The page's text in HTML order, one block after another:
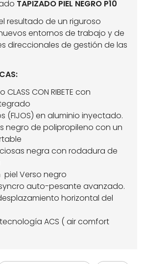
TAPIZADO PIEL NEGRO P10
el resultado de un riguroso
entornos de trabajo y de
direccionales de gestión de las
CON RIBETE con
(FIJOS) en aluminio inyectado.
negro de polipropileno con un
negra con rodadura de
Verso negro
auto-pesante avanzado.
horizontal del
ACS ( air comfort